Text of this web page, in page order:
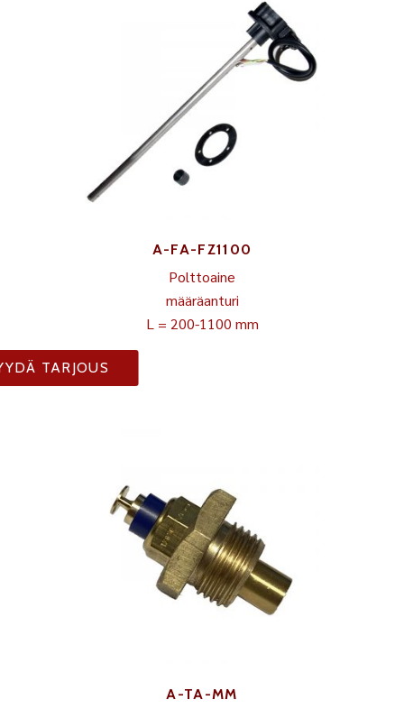
A-FA-FZ1100
Polttoaine
määräanturi
L = 200-1100 mm
TARJOUS
A-TA-MM